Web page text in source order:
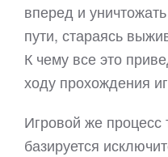
вперед и
пути, стараясь
К чему все это
ходу прохождения
Игровой же процесс
базируется